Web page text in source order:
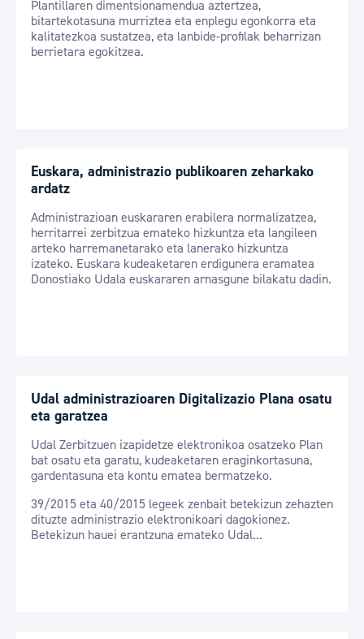
Plantillaren dimentsionamendua aztertzea,
bitartekotasuna murriztea eta enplegu egonkorra eta
kalitatezkoa sustatzea, eta lanbide-profilak beharrizan
berrietara egokitzea.
Euskara, administrazio publikoaren zeharkako
ardatz
Administrazioan euskararen erabilera normalizatzea,
herritarrei zerbitzua emateko hizkuntza eta langileen
arteko harremanetarako eta lanerako hizkuntza
izateko. Euskara kudeaketaren erdigunera eramatea
Donostiako Udala euskararen arnasgune bilakatu dadin.
Udal administrazioaren Digitalizazio Plana osatu
eta garatzea
Udal Zerbitzuen izapidetze elektronikoa osatzeko Plan
bat osatu eta garatu, kudeaketaren eraginkortasuna,
gardentasuna eta kontu ematea bermatzeko.
39/2015 eta 40/2015 legeek zenbait betekizun zehazten
dituzte administrazio elektronikoari dagokionez.
Betekizun hauei erantzuna emateko Udal...